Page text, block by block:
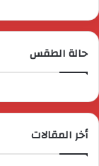
حالة الطقس
أخر المقالات